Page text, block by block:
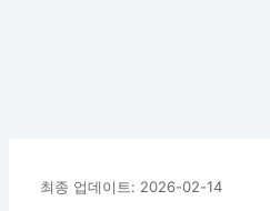
최종 업데이트: 2026-02-14